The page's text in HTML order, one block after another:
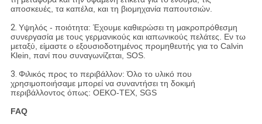
αποσκευές, τα καπέλα, και τη βιομηχανία παπουτσιών.
2. Υψηλός - ποιότητα: Έχουμε καθιερώσει τη μακροπρόθεσμη
συνεργασία με τους γερμανικούς και ιαπωνικούς πελάτες. Εν τω
μεταξύ, είμαστε ο εξουσιοδοτημένος προμηθευτής για το Calvin
Klein, πανί που συναγωνίζεται, SOS.
3. Φιλικός προς το περιβάλλον: Όλο το υλικό που
χρησιμοποιήσαμε μπορεί να συναντήσει τη δοκιμή
περιβάλλοντος όπως: OEKO-TEX, SGS
FAQ